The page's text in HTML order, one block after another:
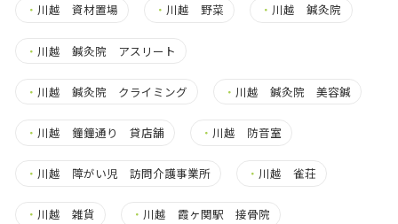
・ 川越 資材置場 ・ 川越 野菜 ・ 川越 鍼灸院
・ 川越 鍼灸院 アスリート
・ 川越 鍼灸院 クライミング ・ 川越 鍼灸院 美容鍼
・ 川越 鐘鐘通り 貸店舗 ・ 川越 防音室
・ 川越 障がい児 訪問介護事業所 ・ 川越 雀荘
・ 川越 雑貨 ・ 川越 霞ヶ関駅 接骨院